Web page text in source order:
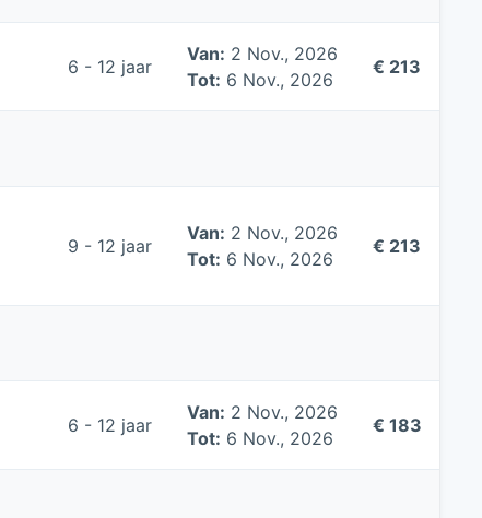
6 - 12 jaar
Van: 2 Nov., 2026
Tot: 6 Nov., 2026
€ 213
9 - 12 jaar
Van: 2 Nov., 2026
Tot: 6 Nov., 2026
€ 213
6 - 12 jaar
Van: 2 Nov., 2026
Tot: 6 Nov., 2026
€ 183